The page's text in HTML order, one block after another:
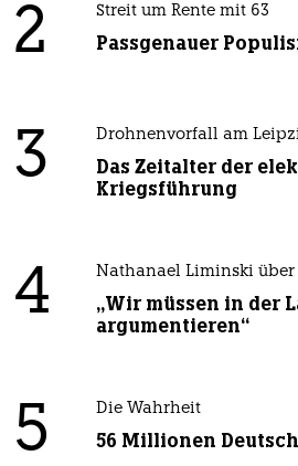
2 Streit um Rente mit 63
Passgenauer
3 Drohnenvorfall am
Das Zeitalter der
Kriegsführung
4 Nathanael Liminski über
„Wir müssen in der
argumentieren“
5 Die Wahrheit
56 Millionen